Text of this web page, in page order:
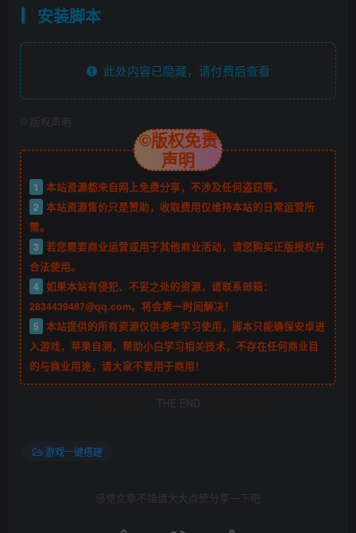
安装脚本
此处内容已隐藏，请付费后查看
版权声明
©版权免责
声明
1
本站资源都来自网上免费分享，不涉及任何盗窃等。
2 本站资源售价只是赞助，收取费用仅维持本站的日常运营所
需。
3 若您需要商业运营或用于其他商业活动，请您购买正版授权并
合法使用。
4 如果本站有侵犯、不妥之处的资源，请联系邮箱：
2834439487@qq.com。将会第一时间解决！
5 本站提供的所有资源仅供参考学习使用，脚本只能确保安卓进
入游戏，苹果自测，帮助小白学习相关技术，不存在任何商业目
的与商业用途，请大家不要用于商用！
THE END
游戏一键搭建
感觉文章不错请大大点赞分享一下吧